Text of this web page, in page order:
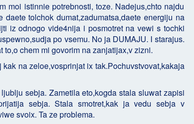
moi istinnie potrebnosti, toze. Nadejus,chto najdu
tolchok dumat,zadumatsa,daete energiju na
iz odnogo vide4nija i posmotret na vewi s tochki
po vsemu. No ja DUMAJU. I starajus.
chem mi govorim na zanjatijax,v zizni.
na zeloe,vosprinjat ix tak.Pochuvstvovat,kakaja
sebja. Zametila eto,kogda stala sluwat zapisi
sebja. Stala smotret,kak ja vedu sebja v
svoix. Ta ze problema.